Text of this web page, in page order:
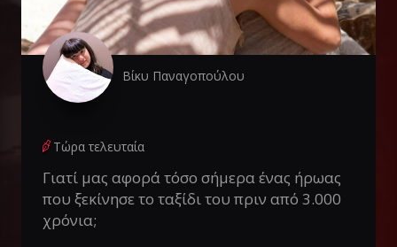
Βίκυ Παναγοπούλου
Τώρα τελευταία
Γιατί μας αφορά τόσο σήμερα ένας ήρωας
που ξεκίνησε το ταξίδι του πριν από 3.000
χρόνια;